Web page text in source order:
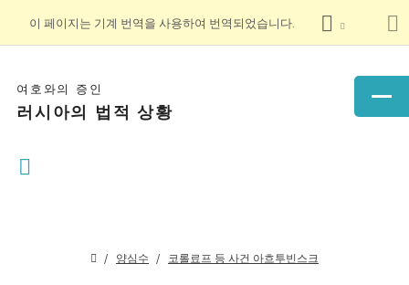
이 페이지는 기계 번역을 사용하여 번역되었습니다.
여호와의 증인
러시아의 법적 상황
양심수 코롤료프 등 사건 아흐투빈스크